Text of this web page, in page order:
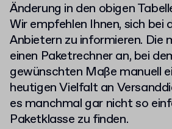
Änderung in den obigen
Wir empfehlen Ihnen, sich bei
Anbietern zu informieren. Die
einen Paketrechner an, bei
gewünschten Maße manuell
heutigen Vielfalt an
es manchmal gar nicht so
Paketklasse zu finden.